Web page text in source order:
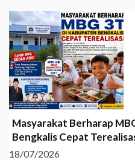
Masyarakat Berharap
Bengkalis Cepat
18/07/2026